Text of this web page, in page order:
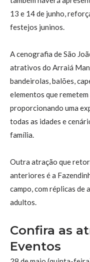
13 e 14 de junho,
festejos juninos.
A cenografia de São
atrativos do Arraiá
bandeirolas, balões,
elementos que
proporcionando uma
todas as idades e
família.
Outra atração que
anteriores é a
campo, com réplicas de
adultos.
Confira as
Eventos